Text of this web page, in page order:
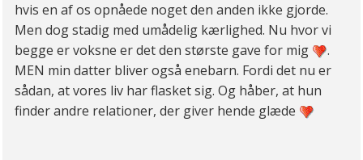
hvis en af os opnåede noget den anden ikke gjorde.
Men dog stadig med umådelig kærlighed. Nu hvor vi
begge er voksne er det den største gave for mig
.
MEN min datter bliver også enebarn. Fordi det nu er
sådan, at vores liv har flasket sig. Og håber, at hun
finder andre relationer, der giver hende glæde